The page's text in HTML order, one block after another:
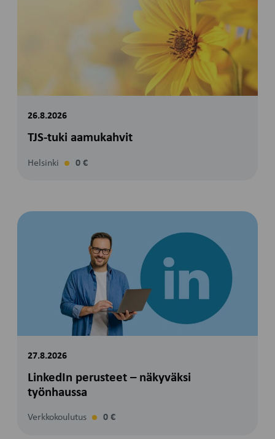
26.8.2026
TJS-tuki aamukahvit
Helsinki 0 €
27.8.2026
LinkedIn perusteet – näkyväksi
työnhaussa
Verkkokoulutus 0 €